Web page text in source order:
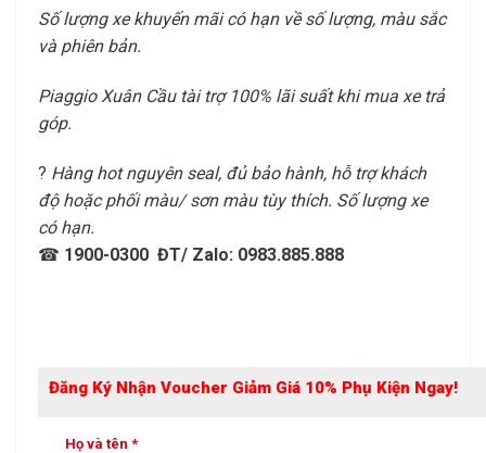
Số lượng xe khuyến mãi có hạn về số lượng, màu sắc
và phiên bản.
Piaggio Xuân Cầu tài trợ 100% lãi suất khi mua xe trả
góp.
? Hàng hot nguyên seal, đủ bảo hành, hỗ trợ khách
độ hoặc phối màu/ sơn màu tùy thích. Số lượng xe
có hạn.
☎ 1900-0300 ĐT/ Zalo: 0983.885.888
Đăng Ký Nhận Voucher Giảm Giá 10% Phụ Kiện Ngay!
Họ và tên *